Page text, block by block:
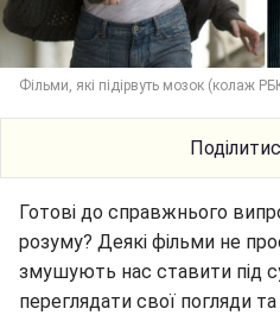
Фільми, які підірвуть мозок (колаж
Готові до справжнього
розуму? Деякі фільми не
змушують нас ставити під
переглядати свої погляди